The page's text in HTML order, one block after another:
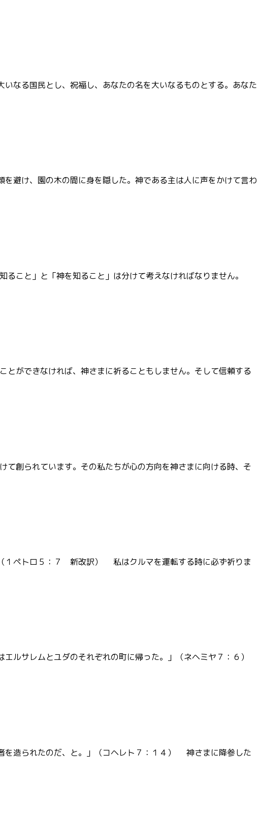
なる国民とし、祝福し、あなたの名を大いなるものとする。あなた
避け、園の木の間に身を隠した。神である主は人に声をかけて言わ
こと」と「神を知ること」は分けて考えなければなりません。
ができなければ、神さまに祈ることもしません。そして信頼する
創られています。その私たちが心の方向を神さまに向ける時、そ
１ペトロ５：７ 新改訳） 私はクルマを運転する時に必ず祈りま
ルサレムとユダのそれぞれの町に帰った。」（ネヘミヤ７：６）
を造られたのだ、と。」（コヘレト７：１４） 神さまに降参した